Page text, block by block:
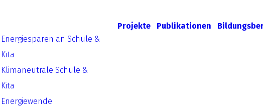
Energiesparen an Schule &
Kita
Klimaneutrale Schule &
Kita
Energiewende
Projekte Publikationen